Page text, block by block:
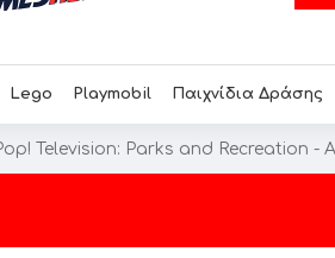
Lego Playmobil Παιχνίδια Δράσης
Television: Parks and Recreation -